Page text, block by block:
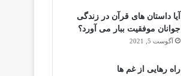
آیا داستان های قرآن در زندگی
جوانان موفقیت ببار می آورد؟
آگوست 5, 2021
راه رهایی از غم ها